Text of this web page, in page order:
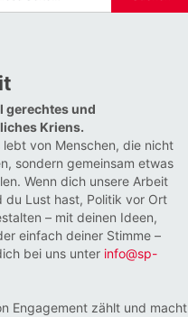
gerechtes und
Kriens.
lebt von Menschen, die nicht
sondern gemeinsam etwas
Wenn dich unsere Arbeit
du Lust hast, Politik vor Ort
– mit deinen Ideen,
einfach deiner Stimme –
bei uns unter info@sp-
Engagement zählt und macht